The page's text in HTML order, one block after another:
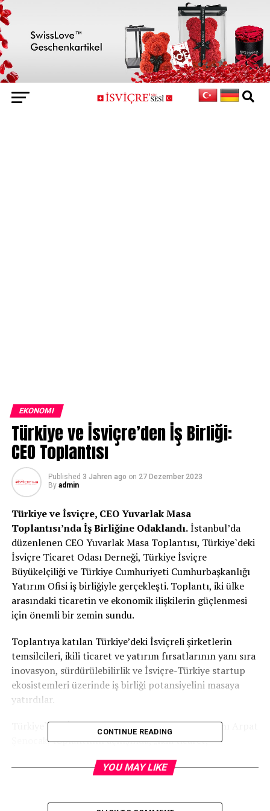
EKONOMI
Türkiye ve İsviçre’den İş Birliği:
CEO Toplantısı
Published 3 Jahren ago on 27 Dezember 2023
By admin
Türkiye ve İsviçre, CEO Yuvarlak Masa
Toplantısı’nda İş Birliğine Odaklandı.İstanbul’da
düzenlenen CEO Yuvarlak Masa Toplantısı, Türkiye`deki
İsviçre Ticaret Odası Derneği, Türkiye İsviçre
Büyükelçiliği ve Türkiye Cumhuriyeti Cumhurbaşkanlığı
Yatırım Ofisi iş birliğiyle gerçekleşti. Toplantı, iki ülke
arasındaki ticaretin ve ekonomik ilişkilerin güçlenmesi
için önemli bir zemin sundu.
Toplantıya katılan Türkiye’deki İsviçreli şirketlerin
temsilcileri, ikili ticaret ve yatırım fırsatlarının yanı sıra
inovasyon, sürdürülebilirlik ve İsviçre-Türkiye startup
ekosistemleri üzerinde iş birliği potansiyelini masaya
yatırdılar.
Türkiye`deki İsviçre Ticaret Odası Derneği Başkanı Arpat
Şenocak, toplantının açılışında, „İkili ticaret,
kazanıyor. Türkiye ile EFTA ülkeleri arasındaki
CONTINUE READING
YOU MAY LIKE